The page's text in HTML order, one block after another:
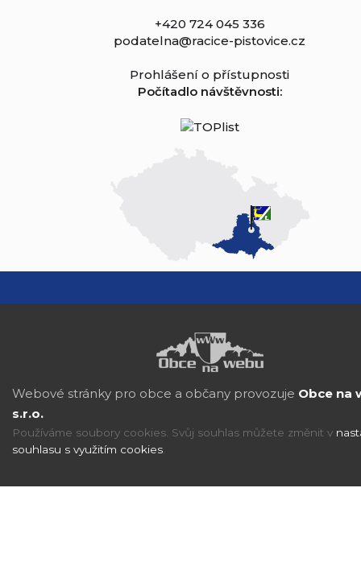
+420 724 045 336
podatelna@racice-pistovice.cz
Prohlášení o přístupnosti
Počítadlo návštěvnosti:
Webové stránky pro obce a občany provozuje Obce na
s.r.o.
Používáme soubory cookies. Svůj souhlas můžete změnit v
souhlasu s využitím cookies